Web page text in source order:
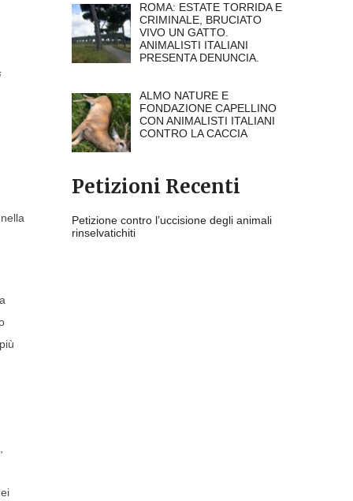
ROMA: ESTATE TORRIDA E
CRIMINALE, BRUCIATO
VIVO UN GATTO.
ANIMALISTI ITALIANI
PRESENTA DENUNCIA.
ALMO NATURE E
FONDAZIONE CAPELLINO
CON ANIMALISTI ITALIANI
CONTRO LA CACCIA
Petizioni Recenti
Petizione contro l’uccisione degli animali
rinselvatichiti